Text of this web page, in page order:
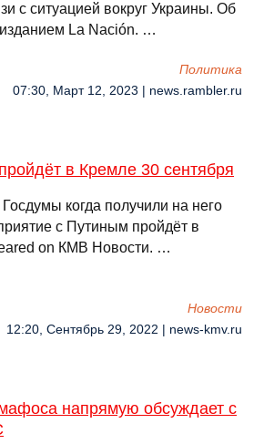
с ситуацией вокруг Украины. Об
La Nación. …
Политика
07:30, Март 12, 2023 | news.rambler.ru
в Кремле 30 сентября
когда получили на него
с Путиным пройдёт в
on КМВ Новости. …
Новости
12:20, Сентябрь 29, 2022 | news-kmv.ru
напрямую обсуждает с